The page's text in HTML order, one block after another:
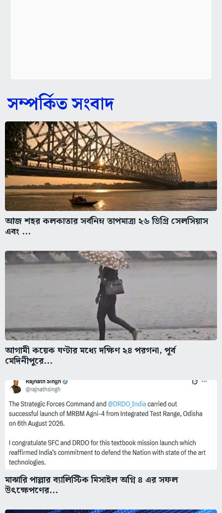
সম্পর্কিত সংবাদ
আজ শহর কলকাতার সর্বনিম্ন তাপমাত্রা ২৬ ডিগ্রি সেলসিয়াস
এবং ...
আগামী কয়েক ঘণ্টার মধ্যে দক্ষিণ ২৪ পরগনা, পূর্ব
মেদিনীপুরে...
মাঝারি পাল্লার ব্যালিস্টিক মিসাইল অগ্নি ৪ এর সফল
উৎক্ষেপণের...